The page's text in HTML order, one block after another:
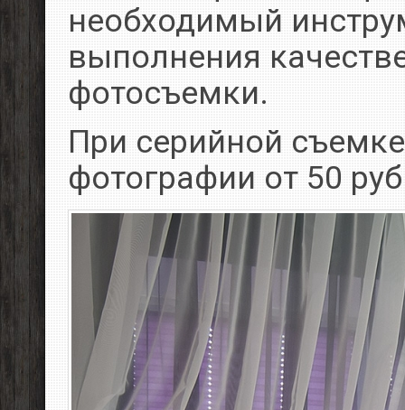
необходимый
выполнения
фотосъемки.
При серийной
фотографии от 50